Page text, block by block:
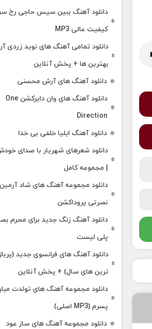
دانلود آهنگ ببین سیس حاجی رخ
کیفیت عالی MP3
دانلود تمامی آهنگ های نوید زردی
بهترین ها + پخش آنلاین
دانلود آهنگ های آرش محسنی
دانلود آهنگ های وان دایرکشن One
Direction
دانلود آهنگ ایلیا خلفی بی خدا
دانلود شعرهای شهریار با صدای
| مجموعه کامل
دانلود مجموعه آهنگ های شاد آرمین
نصرتی پروداکشن
دانلود آهنگ زنگ جدید برای محرم
پلی لیست
دانلود آهنگ های فرانسوی جدید
ترین های سال) + پخش آنلاین
دانلود مجموعه آهنگ های تولدت
پسرم (MP3 اصلی)
دانلود مجموعه آهنگ های ساز عود